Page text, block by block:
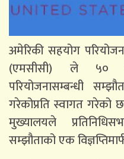
अमेरिकी सहयोग
(एमसीसी) ले ५०
परियोजनासम्बन्धी
गरेकोप्रति स्वागत गरेको
मुख्यालयले
सम्झौताको एक